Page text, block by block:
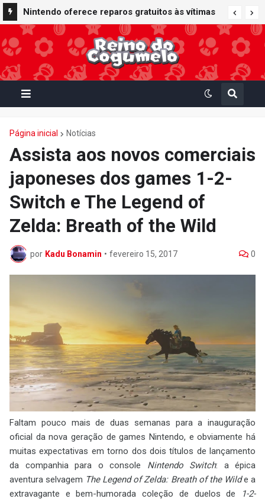
Nintendo oferece reparos gratuitos às vítimas
do terremoto de Kumamoto e doa 50 milhões
de ienes à Cruz Vermelha
Página inicial Notícias
Assista aos novos comerciais
japoneses dos games 1-2-
Switch e The Legend of
Zelda: Breath of the Wild
por Kadu Bonamin • fevereiro 15, 2017 0
Faltam pouco mais de duas semanas para a inauguração
oficial da nova geração de games Nintendo, e obviamente há
muitas expectativas em torno dos dois títulos de lançamento
da companhia para o console Nintendo Switch: a épica
aventura selvagem The Legend of Zelda: Breath of the Wilde a
extravagante e bem-humorada coleção de duelos de
1-2-